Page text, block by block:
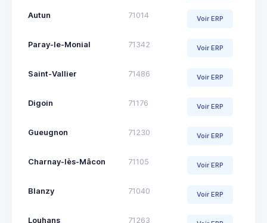
Autun 71014 Voir ERP
Paray-le-Monial 71342 Voir ERP
Saint-Vallier 71486 Voir ERP
Digoin 71176 Voir ERP
Gueugnon 71230 Voir ERP
Charnay-lès-Mâcon 71105 Voir ERP
Blanzy 71040 Voir ERP
Louhans 71263